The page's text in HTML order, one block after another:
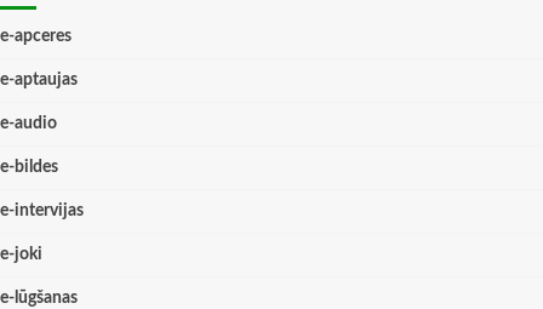
e-apceres
e-aptaujas
e-audio
e-bildes
e-intervijas
e-joki
e-lūgšanas